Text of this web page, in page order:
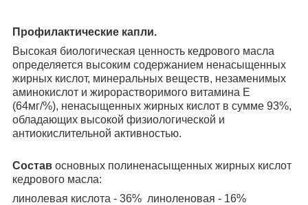
Профилактические капли.
Высокая биологическая ценность кедрового масла
определяется высоким содержанием ненасыщенных
жирных кислот, минеральных веществ, незаменимых
аминокислот и жирорастворимого витамина E
(64мг/%), ненасыщенных жирных кислот в сумме 93%,
обладающих высокой физиологической и
антиокислительной активностью.
Состав основных полиненасыщенных жирных кислот
кедрового масла:
линолевая кислота - 36% линоленовая - 16%